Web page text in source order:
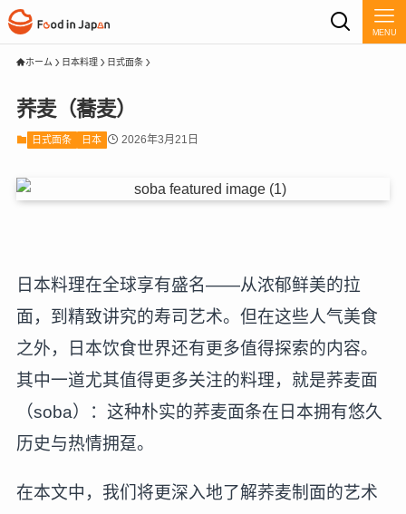
MENU
ホーム 日本料理 日式面条
荞麦（蕎麦）
日式面条 日本 2026年3月21日
日本料理在全球享有盛名——从浓郁鲜美的拉
面，到精致讲究的寿司艺术。但在这些人气美食
之外，日本饮食世界还有更多值得探索的内容。
其中一道尤其值得更多关注的料理，就是荞麦面
（soba）：这种朴实的荞麦面条在日本拥有悠久
历史与热情拥趸。
在本文中，我们将更深入地了解荞麦制面的艺术